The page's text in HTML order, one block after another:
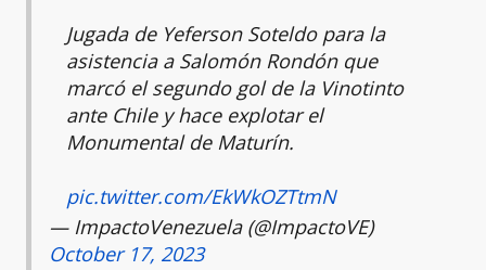
Jugada de Yeferson Soteldo para la
asistencia a Salomón Rondón que
marcó el segundo gol de la Vinotinto
ante Chile y hace explotar el
Monumental de Maturín.
pic.twitter.com/EkWkOZTtmN
— ImpactoVenezuela (@ImpactoVE)
October 17, 2023